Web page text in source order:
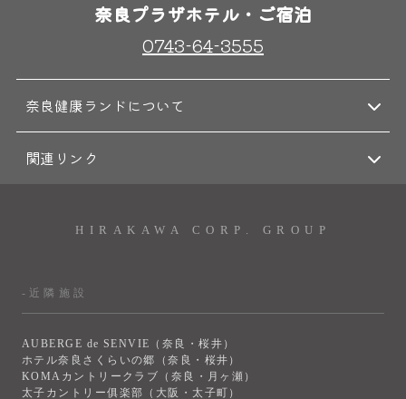
その他施設 ご宿泊
奈良プラザホテル・ご宿泊
0743-64-3555
奈良健康ランドについて
関連リンク
HIRAKAWA CORP. GROUP
-近隣施設
AUBERGE de SENVIE（奈良・桜井）
ホテル奈良さくらいの郷（奈良・桜井）
KOMAカントリークラブ（奈良・月ヶ瀬）
太子カントリー俱楽部（大阪・太子町）